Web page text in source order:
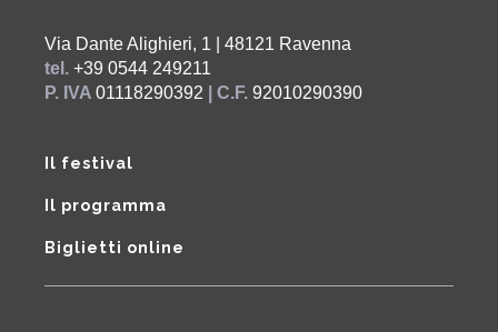
Via Dante Alighieri, 1 | 48121 Ravenna
tel. +39 0544 249211
P. IVA 01118290392 | C.F. 92010290390
Il festival
Il programma
Biglietti online